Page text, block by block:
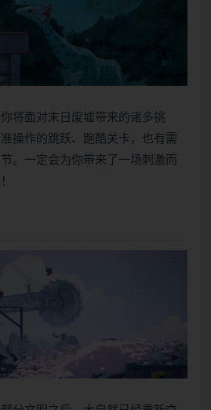
将面对末日废墟带来的诸多挑
操作的跳跃、跑酷关卡，也有需
。一定会为你带来了一场刺激而